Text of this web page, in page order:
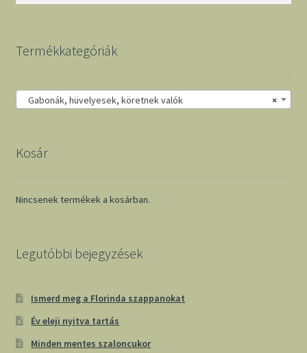
Termékkategóriák
×
Gabonák, hüvelyesek, köretnek valók
Kosár
Nincsenek termékek a kosárban.
Legutóbbi bejegyzések
Ismerd meg a Florinda szappanokat
Év eleji nyitva tartás
Minden mentes szaloncukor